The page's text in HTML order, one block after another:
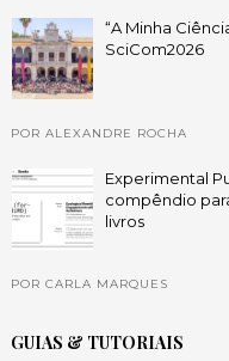
“A Minha
SciCom2026
POR ALEXANDRE ROCHA
Experimental
compêndio
livros
POR CARLA MARQUES
GUIAS & TUTORIAIS